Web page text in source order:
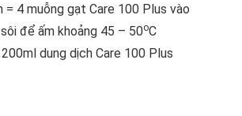
4 muỗng gạt Care 100 Plus vào
để ấm khoảng 45 – 50oC
dung dịch Care 100 Plus